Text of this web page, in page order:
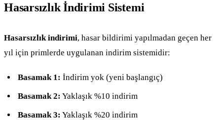
Hasarsızlık İndirimi Sistemi
Hasarsızlık indirimi, hasar bildirimi yapılmadan geçen her
yıl için primlerde uygulanan indirim sistemidir:
Basamak 1: İndirim yok (yeni başlangıç)
Basamak 2: Yaklaşık %10 indirim
Basamak 3: Yaklaşık %20 indirim